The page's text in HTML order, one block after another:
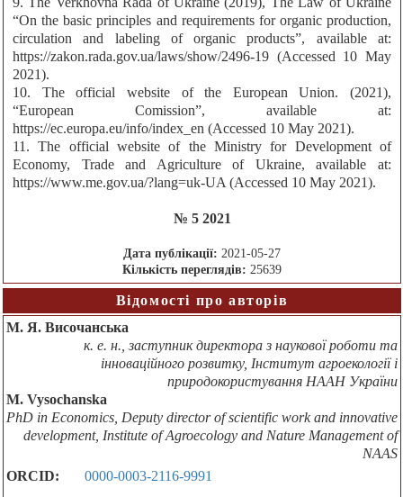
“On the basic principles and requirements for organic production,
circulation and labeling of organic products”, available at:
https://zakon.rada.gov.ua/laws/show/2496-19 (Accessed 10 May
2021).
10. The official website of the European Union. (2021),
“European Comission”, available at:
https://ec.europa.eu/info/index_en (Accessed 10 May 2021).
11. The official website of the Ministry for Development of
Economy, Trade and Agriculture of Ukraine, available at:
https://www.me.gov.ua/?lang=uk-UA (Accessed 10 May 2021).
№ 5 2021
Дата публікації: 2021-05-27
Кількість переглядів: 25639
Відомості про авторів
М. Я. Височанська
к. е. н., заступник директора з наукової роботи та
інноваційного розвитку, Інститут агроекології і
природокористування НААН України
M. Vysochanska
PhD in Economics, Deputy director of scientific work and innovative
development, Institute of Agroecology and Nature Management of
NAAS
ORCID:
0000-0003-2116-9991